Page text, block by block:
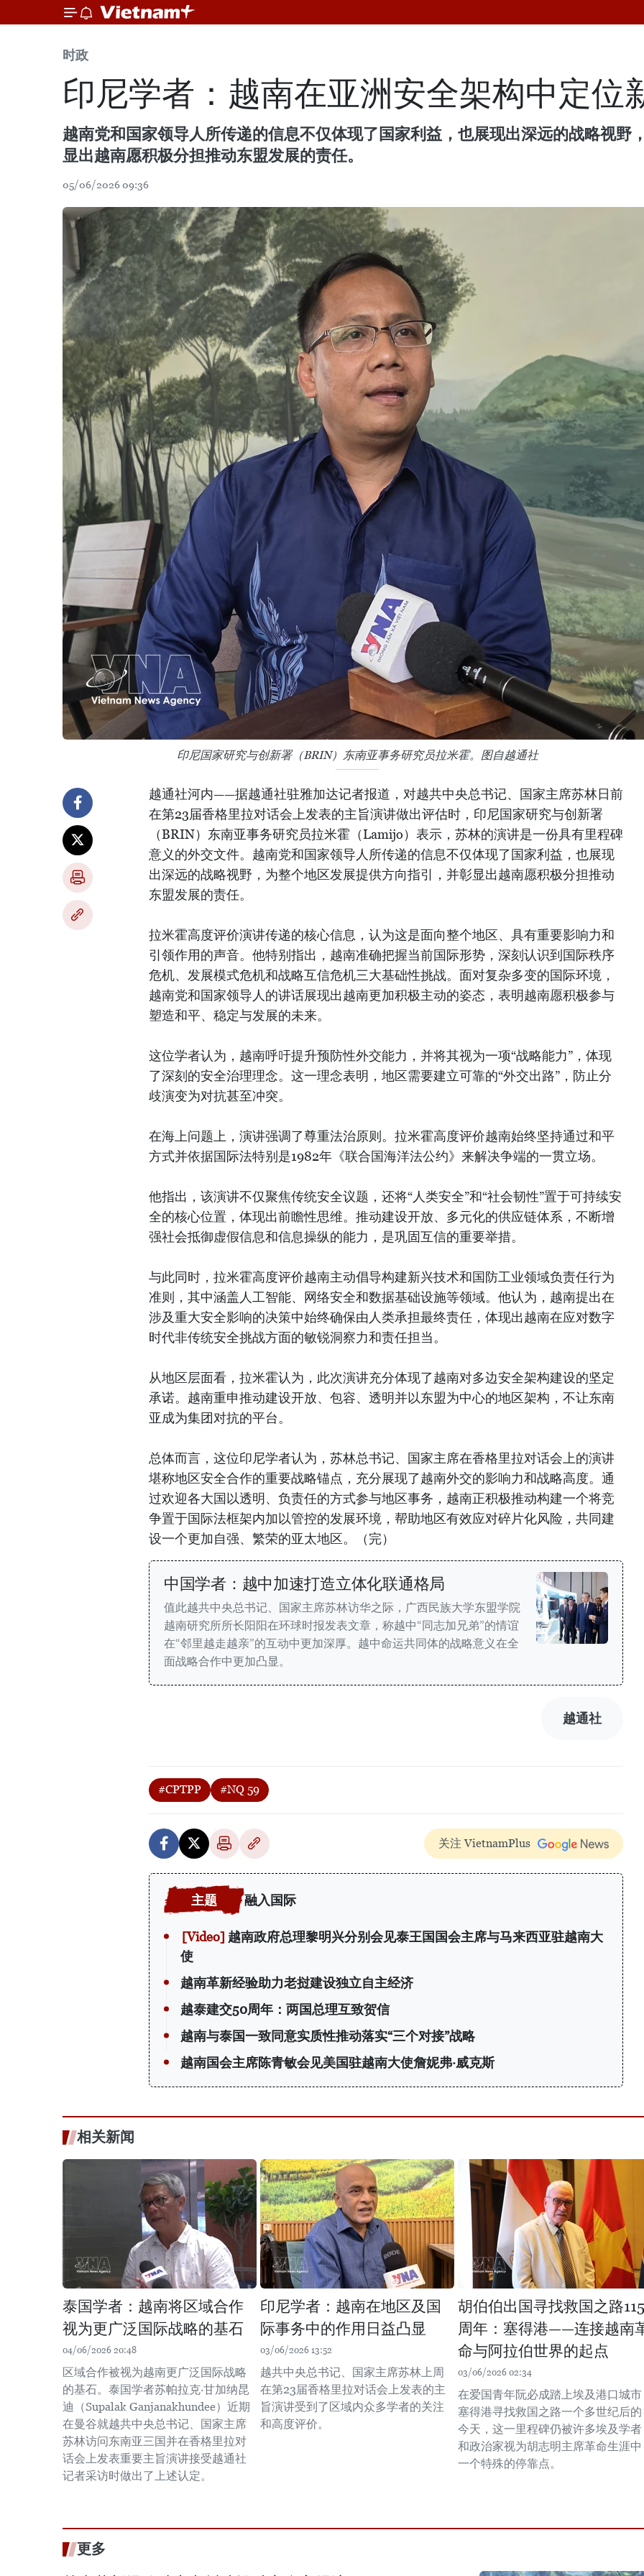
时政
印尼学者：越南在亚洲安全架构中定位
越南党和国家领导人所传递的信息不仅体现了国家利益，也展现出深远的战略视野
显出越南愿积极分担推动东盟发展的责任。
05/06/2026 09:36
印尼国家研究与创新署（BRIN）东南亚事务研究员拉米霍。图自越通社
越通社河内——据越通社驻雅加达记者报道，对越共中央总书记、国家主席苏林日前
在第23届香格里拉对话会上发表的主旨演讲做出评估时，印尼国家研究与创新署
（BRIN）东南亚事务研究员拉米霍（Lamijo）表示，苏林的演讲是一份具有里程碑
意义的外交文件。越南党和国家领导人所传递的信息不仅体现了国家利益，也展现
出深远的战略视野，为整个地区发展提供方向指引，并彰显出越南愿积极分担推动
东盟发展的责任。
拉米霍高度评价演讲传递的核心信息，认为这是面向整个地区、具有重要影响力和
引领作用的声音。他特别指出，越南准确把握当前国际形势，深刻认识到国际秩序
危机、发展模式危机和战略互信危机三大基础性挑战。面对复杂多变的国际环境，
越南党和国家领导人的讲话展现出越南更加积极主动的姿态，表明越南愿积极参与
塑造和平、稳定与发展的未来。
这位学者认为，越南呼吁提升预防性外交能力，并将其视为一项“战略能力”，体现
了深刻的安全治理理念。这一理念表明，地区需要建立可靠的“外交出路”，防止分
歧演变为对抗甚至冲突。
在海上问题上，演讲强调了尊重法治原则。拉米霍高度评价越南始终坚持通过和平
方式并依据国际法特别是1982年《联合国海洋法公约》来解决争端的一贯立场。
他指出，该演讲不仅聚焦传统安全议题，还将“人类安全”和“社会韧性”置于可持续安
全的核心位置，体现出前瞻性思维。推动建设开放、多元化的供应链体系，不断增
强社会抵御虚假信息和信息操纵的能力，是巩固互信的重要举措。
与此同时，拉米霍高度评价越南主动倡导构建新兴技术和国防工业领域负责任行为
准则，其中涵盖人工智能、网络安全和数据基础设施等领域。他认为，越南提出在
涉及重大安全影响的决策中始终确保由人类承担最终责任，体现出越南在应对数字
时代非传统安全挑战方面的敏锐洞察力和责任担当。
从地区层面看，拉米霍认为，此次演讲充分体现了越南对多边安全架构建设的坚定
承诺。越南重申推动建设开放、包容、透明并以东盟为中心的地区架构，不让东南
亚成为集团对抗的平台。
总体而言，这位印尼学者认为，苏林总书记、国家主席在香格里拉对话会上的演讲
堪称地区安全合作的重要战略锚点，充分展现了越南外交的影响力和战略高度。通
过欢迎各大国以透明、负责任的方式参与地区事务，越南正积极推动构建一个将竞
争置于国际法框架内加以管控的发展环境，帮助地区有效应对碎片化风险，共同建
设一个更加自强、繁荣的亚太地区。（完）
中国学者：越中加速打造立体化联通格局
值此越共中央总书记、国家主席苏林访华之际，广西民族大学东盟学院
越南研究所所长阳阳在环球时报发表文章，称越中“同志加兄弟”的情谊
在“邻里越走越亲”的互动中更加深厚。越中命运共同体的战略意义在全
面战略合作中更加凸显。
越通社
#CPTPP #NQ 59
关注 VietnamPlus
融入国际
越南政府总理黎明兴分别会见泰王国国会主席与马来西亚驻越南大
使
越南革新经验助力老挝建设独立自主经济
越泰建交50周年：两国总理互致贺信
越南与泰国一致同意实质性推动落实“三个对接”战略
越南国会主席陈青敏会见美国驻越南大使詹妮弗·威克斯
相关新闻
泰国学者：越南将区域合作
视为更广泛国际战略的基石
04/06/2026 20:48
区域合作被视为越南更广泛国际战略
的基石。泰国学者苏帕拉克·甘加纳昆
迪（Supalak Ganjanakhundee）近期
在曼谷就越共中央总书记、国家主席
苏林访问东南亚三国并在香格里拉对
话会上发表重要主旨演讲接受越通社
记者采访时做出了上述认定。
印尼学者：越南在地区及国
际事务中的作用日益凸显
03/06/2026 13:52
越共中央总书记、国家主席苏林上周
在第23届香格里拉对话会上发表的主
旨演讲受到了区域内众多学者的关注
和高度评价。
胡伯伯出国寻找救国之路115
周年：塞得港——连接越南
命与阿拉伯世界的起点
03/06/2026 02:34
在爱国青年阮必成踏上埃及港口城市
塞得港寻找救国之路一个多世纪后的
今天，这一里程碑仍被许多埃及学者
和政治家视为胡志明主席革命生涯中
一个特殊的停靠点。
更多